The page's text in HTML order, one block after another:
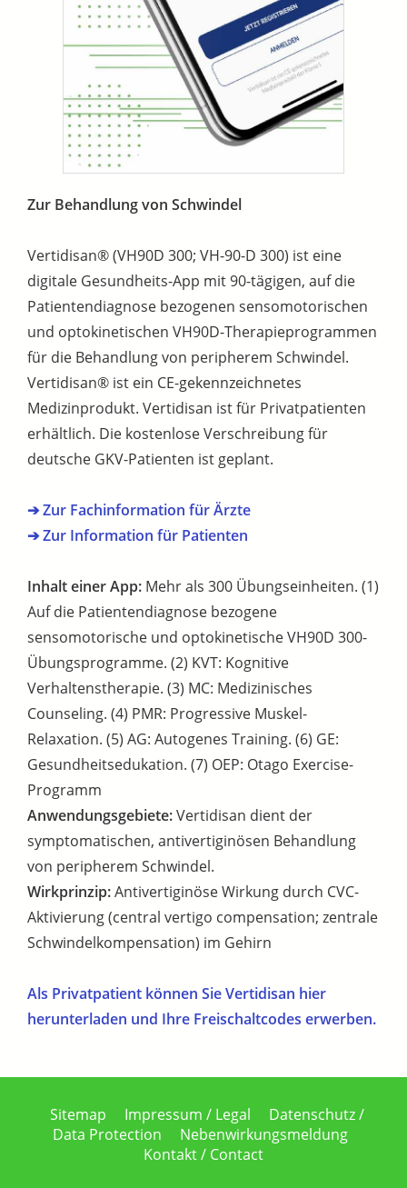
Zur Behandlung von Schwindel
Vertidisan® (VH90D 300; VH-90-D 300) ist eine
digitale Gesundheits-App mit 90-tägigen, auf die
Patientendiagnose bezogenen sensomotorischen
und optokinetischen VH90D-Therapieprogrammen
für die Behandlung von peripherem Schwindel.
Vertidisan® ist ein CE-gekennzeichnetes
Medizinprodukt. Vertidisan ist für Privatpatienten
erhältlich. Die kostenlose Verschreibung für
deutsche GKV-Patienten ist geplant.
➔ Zur Fachinformation für Ärzte
➔ Zur Information für Patienten
Inhalt einer App: Mehr als 300 Übungseinheiten. (1)
Auf die Patientendiagnose bezogene
sensomotorische und optokinetische VH90D 300-
Übungsprogramme. (2) KVT: Kognitive
Verhaltenstherapie. (3) MC: Medizinisches
Counseling. (4) PMR: Progressive Muskel-
Relaxation. (5) AG: Autogenes Training. (6) GE:
Gesundheitsedukation. (7) OEP: Otago Exercise-
Programm
Anwendungsgebiete:Vertidisan dient der
symptomatischen, antivertiginösen Behandlung
von peripherem Schwindel.
Wirkprinzip:Antivertiginöse Wirkung durch CVC-
Aktivierung (central vertigo compensation; zentrale
Schwindelkompensation) im Gehirn
Als Privatpatient können Sie Vertidisan hier
herunterladen und Ihre Freischaltcodes erwerben.
Sitemap Impressum / Legal
Datenschutz /
Data Protection
Nebenwirkungsmeldung
Kontakt / Contact